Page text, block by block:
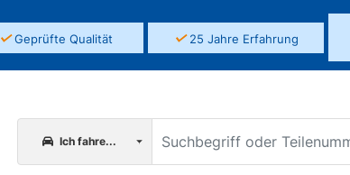
✓Geprüfte Qualität ✓25 Jahre Erfahrung
Ich fahre...